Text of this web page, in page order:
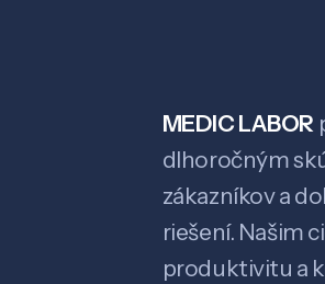
MEDIC LABOR
dlhoročným
zákazníkov a
riešení. Našim
produktivitu a